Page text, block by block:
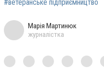
#ветеранське підприємництво
Марія Мартинюк
журналістка